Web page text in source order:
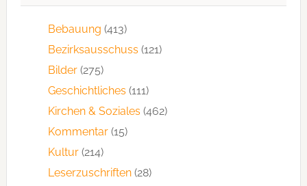
Bebauung (413)
Bezirksausschuss (121)
Bilder(275)
Geschichtliches (111)
Kirchen & Soziales (462)
Kommentar(15)
Kultur(214)
Leserzuschriften(28)